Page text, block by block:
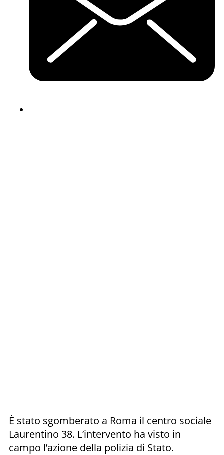
È stato sgomberato a Roma il centro sociale
Laurentino 38. L’intervento ha visto in
campo l’azione della polizia di Stato.